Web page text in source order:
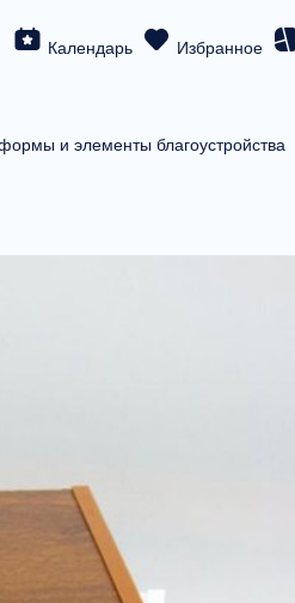
Календарь Избранное
и элементы благоустройства